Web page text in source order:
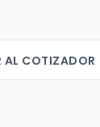
AL COTIZADOR